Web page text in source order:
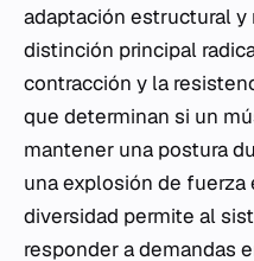
adaptación estructural
distinción principal
contracción y la
que determinan si un
mantener una postura
una explosión de fuerza
diversidad permite al
responder a demandas